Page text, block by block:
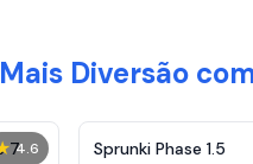
Diversão
4.6
7 Sprunki Phase 1.5